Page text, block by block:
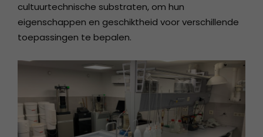
cultuurtechnische substraten, om hun
eigenschappen en geschiktheid voor verschillende
toepassingen te bepalen.